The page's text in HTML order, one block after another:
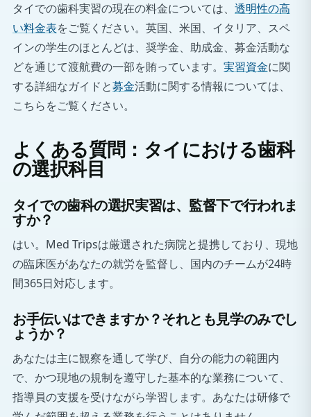
タイでの歯科実習の現在の料金については、 透明性の高
い料金表をご覧ください。英国、米国、イタリア、スペ
インの学生のほとんどは、奨学金、助成金、募金活動な
どを通じて渡航費の一部を賄っています。 実習資金に関
する詳細なガイドと募金活動に関する情報については、
こちらをご覧ください。
よくある質問：タイにおける歯科
の選択科目
タイでの歯科の選択実習は、監督下で行われま
すか？
はい。Med Tripsは厳選された病院と提携しており、現地
の臨床医があなたの就労を監督し、国内のチームが24時
間365日対応します。
お手伝いはできますか？それとも見学のみでし
ょうか？
あなたは主に観察を通して学び、自分の能力の範囲内
で、かつ現地の規制を遵守した基本的な業務について、
指導員の支援を受けながら学習します。あなたは研修で